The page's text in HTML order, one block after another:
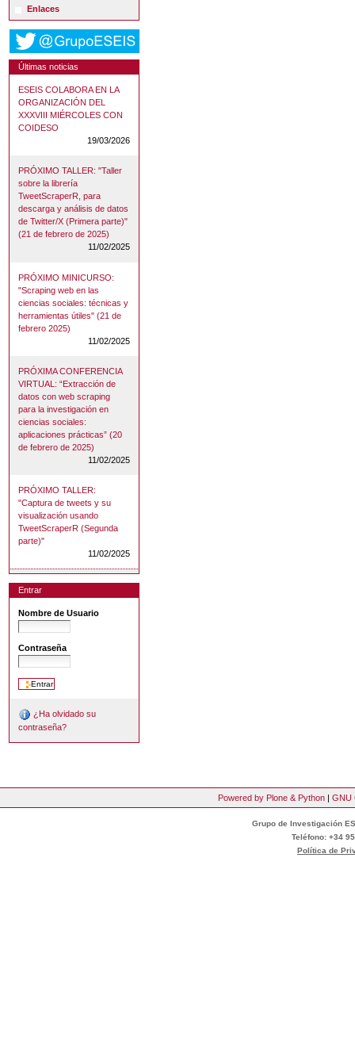
Enlaces
Últimas noticias
ESEIS COLABORA EN LA
ORGANIZACIÓN DEL
XXXVIII MIÉRCOLES CON
COIDESO
19/03/2026
PRÓXIMO TALLER: "Taller
sobre la librería
TweetScraperR, para
descarga y análisis de datos
de Twitter/X (Primera parte)"
(21 de febrero de 2025)
11/02/2025
PRÓXIMO MINICURSO:
"Scraping web en las
ciencias sociales: técnicas y
herramientas útiles" (21 de
febrero 2025)
11/02/2025
PRÓXIMA CONFERENCIA
VIRTUAL: “Extracción de
datos con web scraping
para la investigación en
ciencias sociales:
aplicaciones prácticas” (20
de febrero de 2025)
11/02/2025
PRÓXIMO TALLER:
"Captura de tweets y su
visualización usando
TweetScraperR (Segunda
parte)"
11/02/2025
Entrar
Nombre de Usuario
Contraseña
¿Ha olvidado su
contraseña?
Powered by Plone & Python | GNU
Grupo de Investigación
Teléfono: +34
Política de